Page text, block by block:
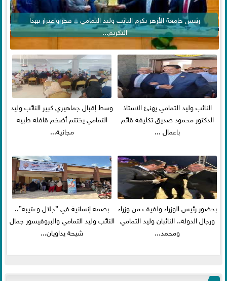
رئيس جامعة الأزهر يكرم النائب وليد التمامي .. فخر واعتزاز بهذا
التكريم...
النائب وليد التمامي يهنئ الاستاذ
الدكتور محمود صديق تكليفة قائم
باعمال ...
وسط إقبال جماهيري كبير النائب وليد
التمامي يختتم أضخم قافلة طبية
مجانية...
بحضور رئيس الوزراء ولفيف من وزراء
ورجال الدولة.. النائبان وليد التمامي
ومحمد...
بصمة إنسانية في ”جلال وعتيبة”..
النائب وليد التمامي والبروفيسور جمال
شيحة يداويان...